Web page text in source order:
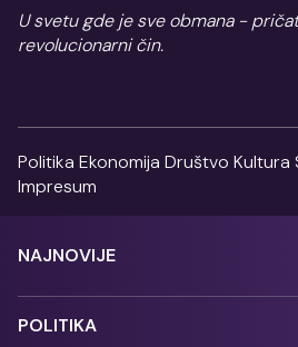
U svetu gde je sve obmana -
revolucionarni čin.
Politika Ekonomija Društvo Kultura
Impresum
NAJNOVIJE
POLITIKA